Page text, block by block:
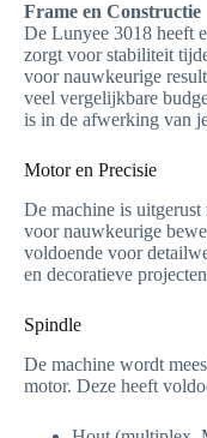
Frame en Constructie
De Lunyee 3018 heeft
zorgt voor stabiliteit
voor nauwkeurige
veel vergelijkbare
is in de afwerking van
Motor en Precisie
De machine is uitgerust
voor nauwkeurige
voldoende voor
en decoratieve
Spindle
De machine wordt
motor. Deze heeft